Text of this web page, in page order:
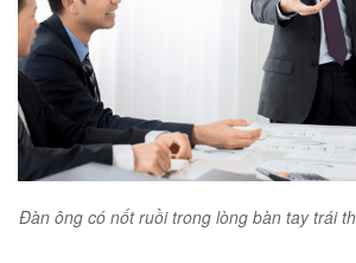
Đàn ông có nốt ruồi trong lòng bàn tay trái